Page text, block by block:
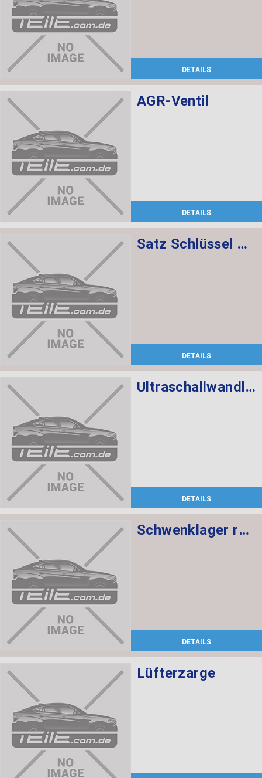
DETAILS
AGR-Ventil
DETAILS
Satz Schlüssel mit CAS-Steuergerät 868 MHZ
DETAILS
Ultraschallwandler schwarz
DETAILS
Schwenklager rechts
DETAILS
Lüfterzarge